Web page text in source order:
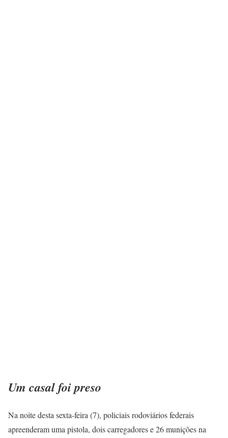
Um casal foi preso
Na noite desta sexta-feira (7), policiais rodoviários federais
apreenderam uma pistola, dois carregadores e 26 munições na